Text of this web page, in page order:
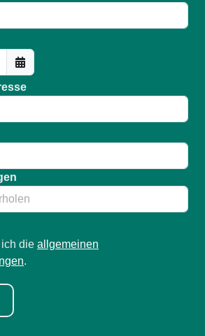
die allgemeinen
.